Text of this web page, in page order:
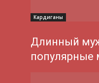
Кардиганы
Длинный
популярные